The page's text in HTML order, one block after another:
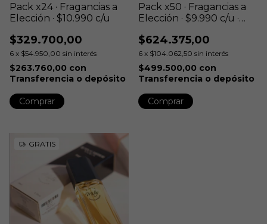
Pack x24 · Fragancias a
Elección · $10.990 c/u
$329.700,00
6 x $54.950,00 sin interés
$263.760,00 con
Transferencia o depósito
Comprar
Pack x50 · Fragancias a
Elección · $9.990 c/u ·
$624.375,00
6 x $104.062,50 sin interés
$499.500,00 con
Transferencia o depósito
Comprar
GRATIS